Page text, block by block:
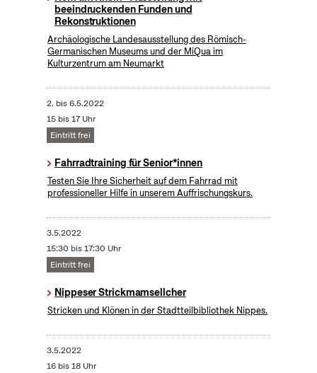
beeindruckenden Funden und
Rekonstruktionen
Archäologische Landesausstellung des Römisch-
Germanischen Museums und der MiQua im
Kulturzentrum am Neumarkt
2. bis6.5.2022
15 bis 17 Uhr
Eintritt frei
Fahrradtraining für Senior*innen
Testen Sie Ihre Sicherheit auf dem Fahrrad mit
professioneller Hilfe in unserem Auffrischungskurs.
3.5.2022
15:30 bis 17:30 Uhr
Eintritt frei
Nippeser Strickmamsellcher
Stricken und Klönen in der Stadtteilbibliothek Nippes.
3.5.2022
16 bis 18 Uhr